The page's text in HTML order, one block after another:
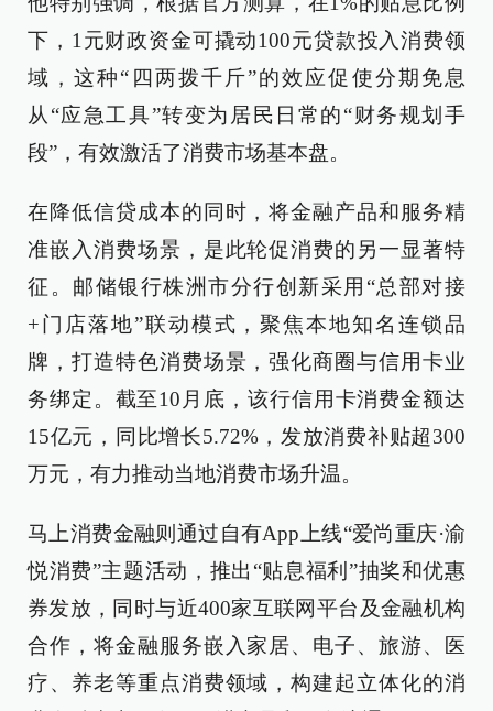
下，1元财政资金可撬动100元贷款投入消费领
域，这种“四两拨千斤”的效应促使分期免息
从“应急工具”转变为居民日常的“财务规划手
段”，有效激活了消费市场基本盘。
在降低信贷成本的同时，将金融产品和服务精
准嵌入消费场景，是此轮促消费的另一显著特
征。邮储银行株洲市分行创新采用“总部对接
+门店落地”联动模式，聚焦本地知名连锁品
牌，打造特色消费场景，强化商圈与信用卡业
务绑定。截至10月底，该行信用卡消费金额达
15亿元，同比增长5.72%，发放消费补贴超300
万元，有力推动当地消费市场升温。
马上消费金融则通过自有App上线“爱尚重庆·渝
悦消费”主题活动，推出“贴息福利”抽奖和优惠
券发放，同时与近400家互联网平台及金融机构
合作，将金融服务嵌入家居、电子、旅游、医
疗、养老等重点消费领域，构建起立体化的消